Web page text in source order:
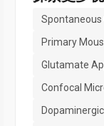
Spontaneous
Primary
Glutamate
Confocal